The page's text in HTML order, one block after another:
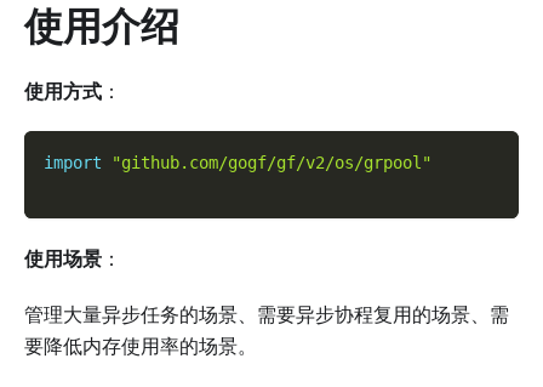
使用介绍
使用方式 ：
import "github.com/gogf/gf/v2/os/grpool"
使用场景 ：
管理大量异步任务的场景、需要异步协程复用的场景、需
要降低内存使用率的场景。